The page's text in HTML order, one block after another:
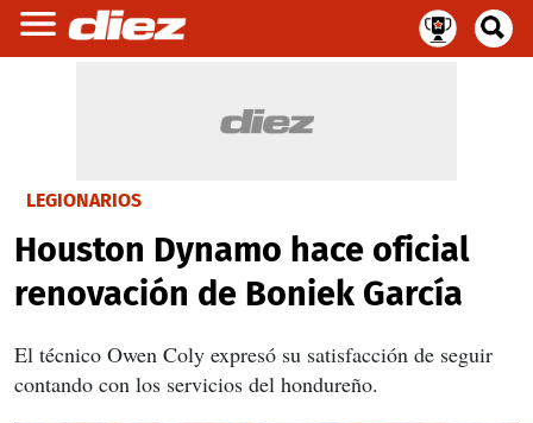
LEGIONARIOS
Houston Dynamo hace oficial
renovación de Boniek García
El técnico Owen Coly expresó su satisfacción de seguir
contando con los servicios del hondureño.